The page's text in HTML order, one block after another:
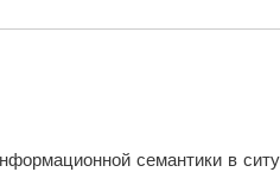
семантики в